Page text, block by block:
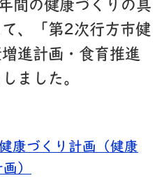
間の健康づくりの具
、「第2次行方市健
進計画・食育推進
ました。
康づくり計画（健康
）